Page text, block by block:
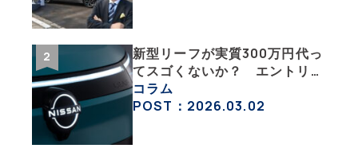
新型リーフが実質300万円代っ
てスゴくないか？ エントリー
グレード「B5」の中身を詳細
チェックした
コラム
POST：2026.03.02